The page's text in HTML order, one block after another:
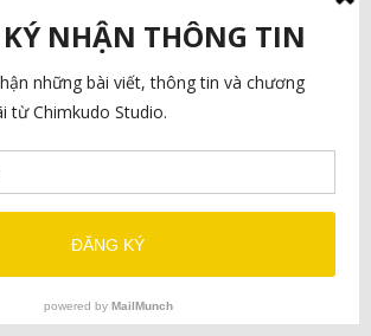
cũng nói ?